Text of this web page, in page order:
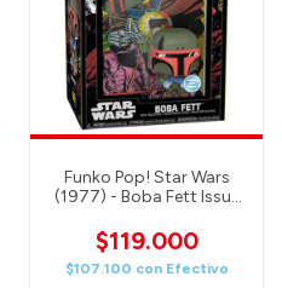
Funko Pop! Star Wars
(1977) - Boba Fett Issue
Pop! Comic Covers
$119.000
$107.100 con Efectivo